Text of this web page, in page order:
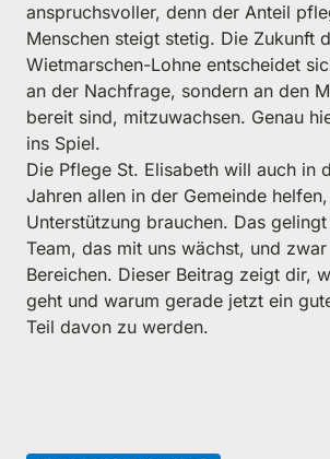
anspruchsvoller, denn der Anteil
Menschen steigt stetig. Die Zukunft
Wietmarschen-Lohne entscheidet
an der Nachfrage, sondern an den
bereit sind, mitzuwachsen. Genau
ins Spiel.
Die Pflege St. Elisabeth will auch in
Jahren allen in der Gemeinde
Unterstützung brauchen. Das
Team, das mit uns wächst, und
Bereichen. Dieser Beitrag zeigt dir,
geht und warum gerade jetzt ein
Teil davon zu werden.